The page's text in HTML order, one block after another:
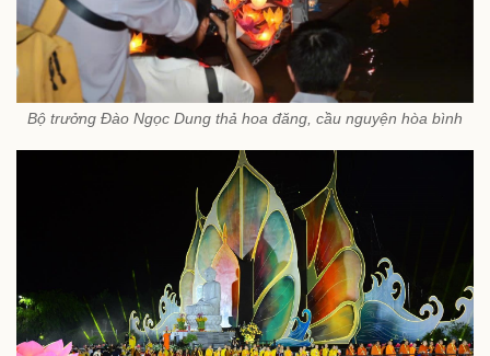
Bộ trưởng Đào Ngọc Dung thả hoa đăng, cầu nguyện hòa bình